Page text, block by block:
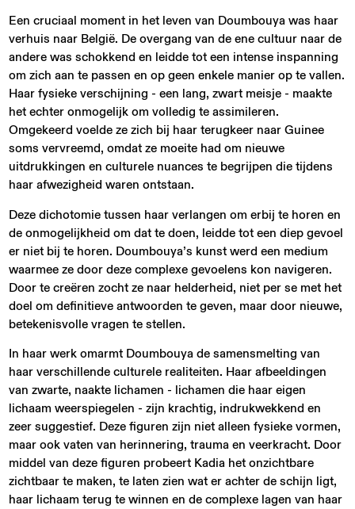
Een cruciaal moment in het leven van Doumbouya was haar
verhuis naar België. De overgang van de ene cultuur naar de
andere was schokkend en leidde tot een intense inspanning
om zich aan te passen en op geen enkele manier op te vallen.
Haar fysieke verschijning - een lang, zwart meisje - maakte
het echter onmogelijk om volledig te assimileren.
Omgekeerd voelde ze zich bij haar terugkeer naar Guinee
soms vervreemd, omdat ze moeite had om nieuwe
uitdrukkingen en culturele nuances te begrijpen die tijdens
haar afwezigheid waren ontstaan.
Deze dichotomie tussen haar verlangen om erbij te horen en
de onmogelijkheid om dat te doen, leidde tot een diep gevoel
er niet bij te horen. Doumbouya’s kunst werd een medium
waarmee ze door deze complexe gevoelens kon navigeren.
Door te creëren zocht ze naar helderheid, niet per se met het
doel om definitieve antwoorden te geven, maar door nieuwe,
betekenisvolle vragen te stellen.
In haar werk omarmt Doumbouya de samensmelting van
haar verschillende culturele realiteiten. Haar afbeeldingen
van zwarte, naakte lichamen - lichamen die haar eigen
lichaam weerspiegelen - zijn krachtig, indrukwekkend en
zeer suggestief. Deze figuren zijn niet alleen fysieke vormen,
maar ook vaten van herinnering, trauma en veerkracht. Door
middel van deze figuren probeert Kadia het onzichtbare
zichtbaar te maken, te laten zien wat er achter de schijn ligt,
haar lichaam terug te winnen en de complexe lagen van haar